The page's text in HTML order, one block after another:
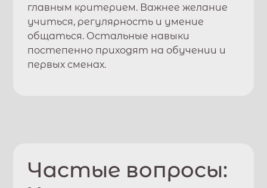
главным критерием. Важнее желание
учиться, регулярность и умение
общаться. Остальные навыки
постепенно приходят на обучении и
первых сменах.
Частые вопросы: